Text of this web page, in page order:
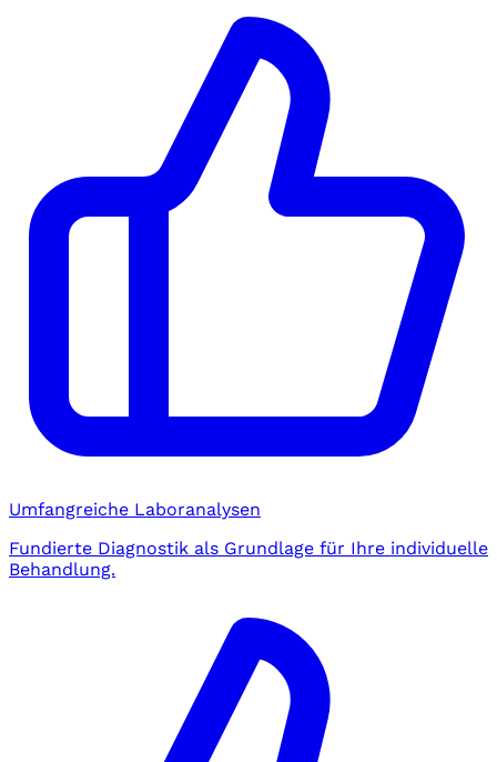
Umfangreiche Laboranalysen
Fundierte Diagnostik als Grundlage für Ihre individuelle
Behandlung.